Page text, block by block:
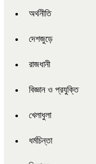
অর্থনীতি
দেশজুড়ে
রাজধানী
বিজ্ঞান ও প্রযুক্তি
খেলাধুলা
ধর্মচিন্তা